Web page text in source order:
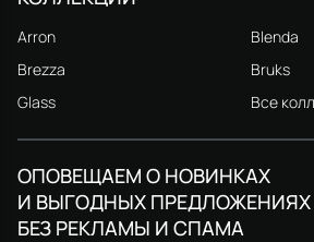
Arron
Blenda
Brezza
Bruks
Glass
Все
ОПОВЕЩАЕМ О НОВИНКАХ
И ВЫГОДНЫХ ПРЕДЛОЖЕНИЯХ
БЕЗ РЕКЛАМЫ И СПАМА